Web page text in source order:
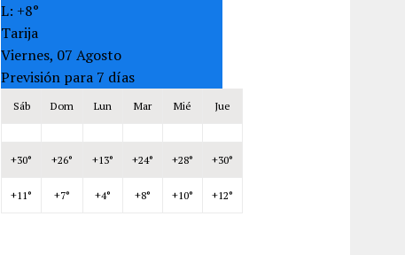
L: +8°
Tarija
Viernes, 07 Agosto
Previsión para 7 días
Sáb Dom Lun Mar Mié Jue
+30° +26° +13° +24° +28° +30°
+11° +7° +4° +8° +10° +12°